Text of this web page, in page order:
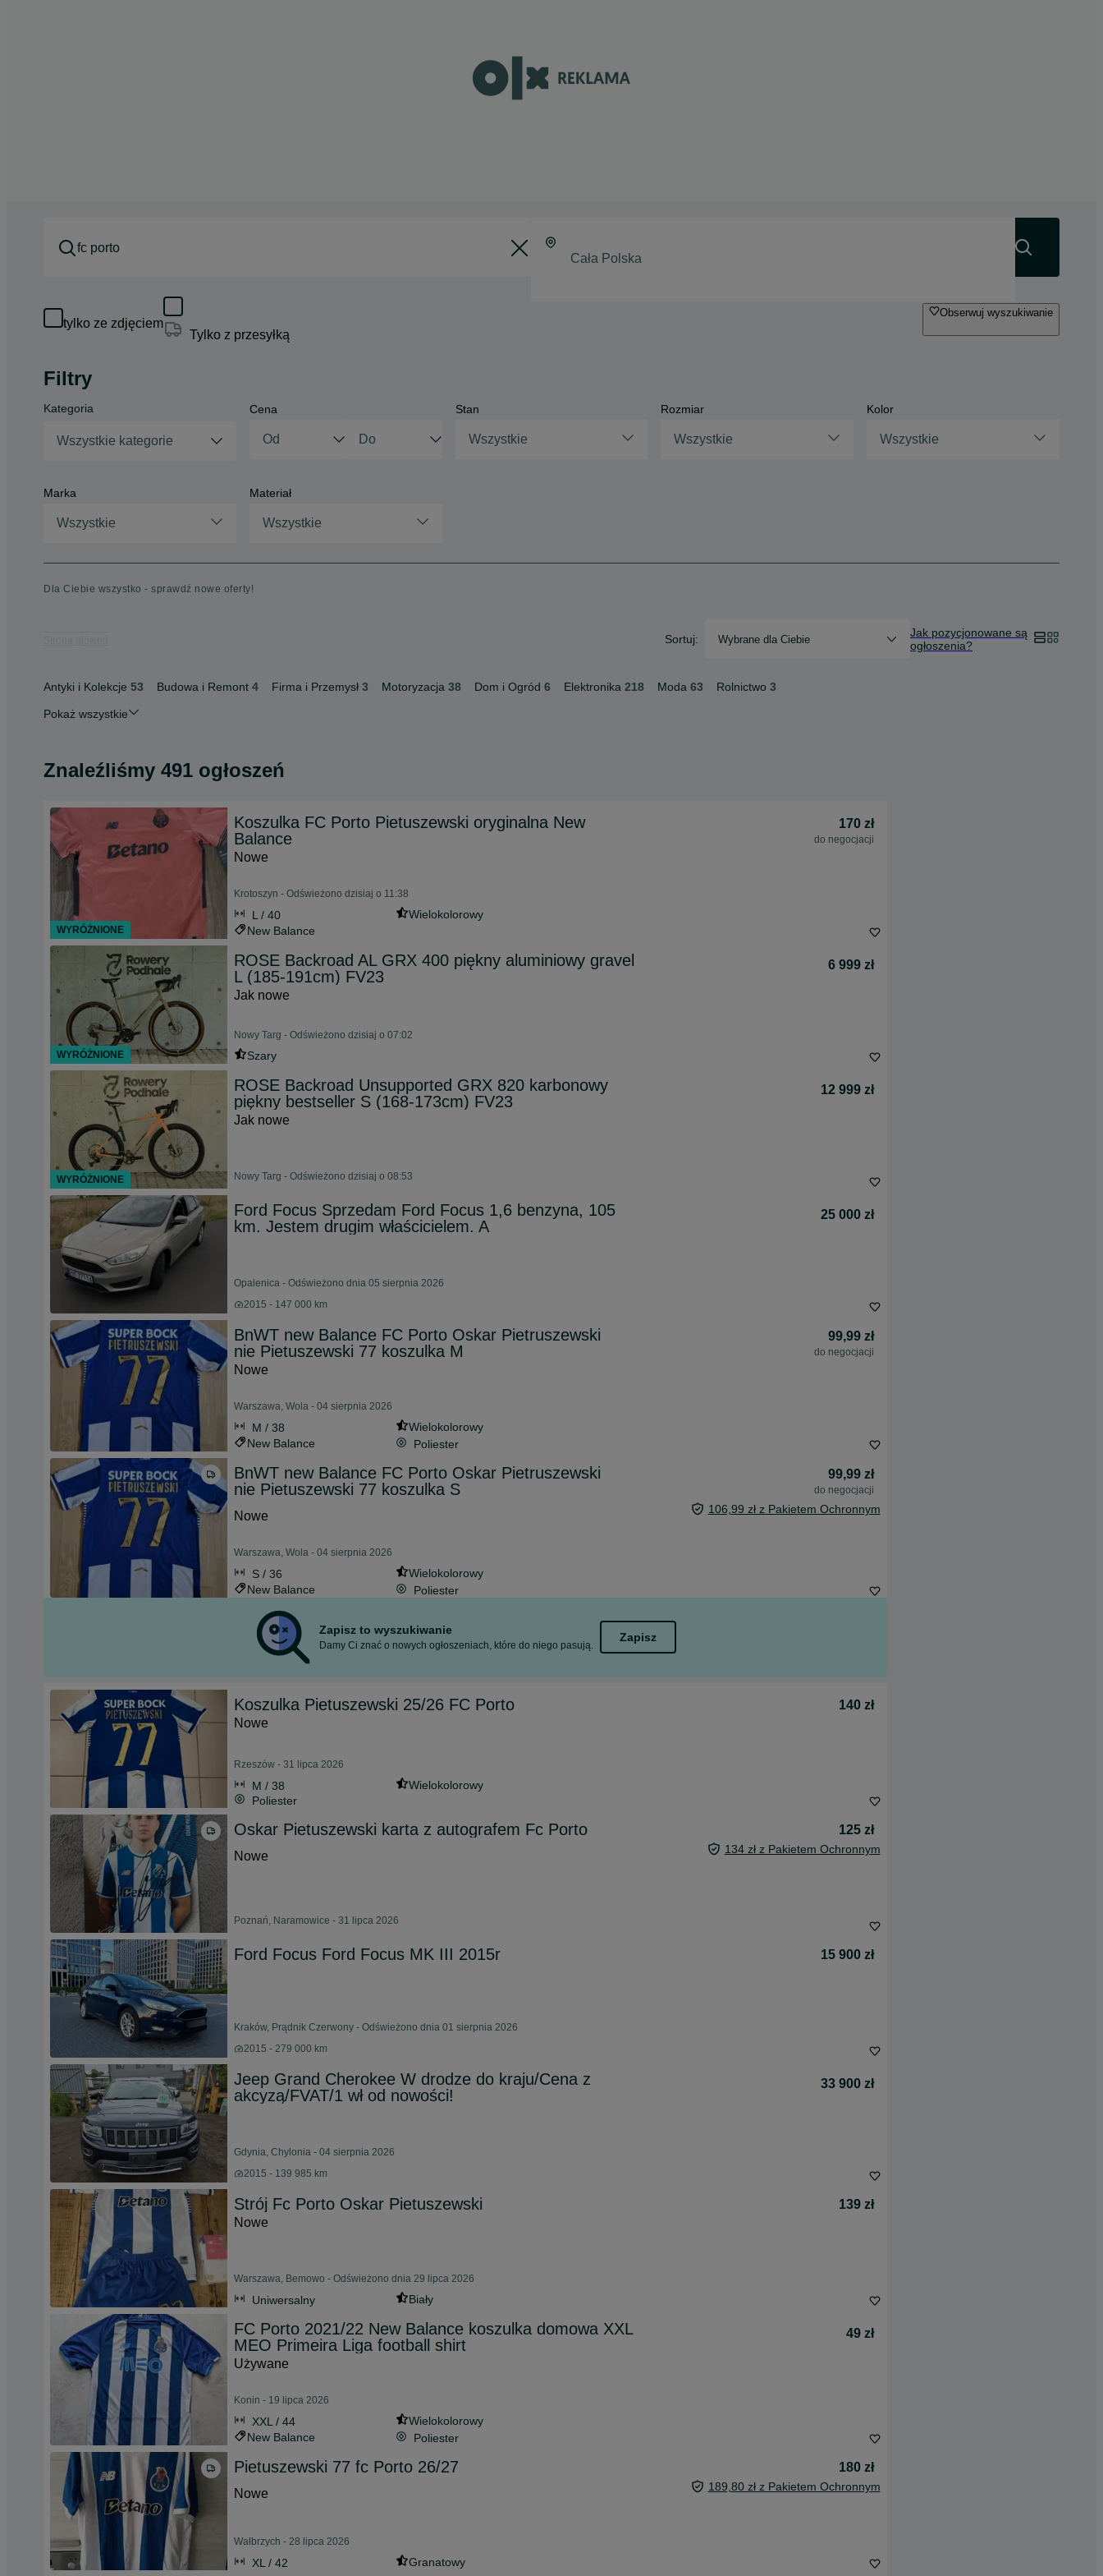
tylko ze zdjęciem
Tylko z przesyłką
Obserwuj wyszukiwanie
Filtry
Kategoria
Wszystkie kategorie
Cena Stan
Wszystkie
Rozmiar
Wszystkie
Kolor
Wszystkie
Marka
Wszystkie
Materiał
Wszystkie
Dla Ciebie wszystko - sprawdź nowe oferty!
Sortuj: Wybrane dla Ciebie
Jak pozycjonowane są
ogłoszenia?
Antyki i Kolekcje 53 Budowa i Remont 4 Firma i Przemysł 3 Motoryzacja 38 Dom i Ogród 6 Elektronika 218 Moda 63 Rolnictwo 3
Pokaż wszystkie
Znaleźliśmy 491 ogłoszeń
Koszulka FC Porto Pietuszewski oryginalna New
Balance
170 zł
do negocjacji
Nowe
Krotoszyn - Odświeżono dzisiaj o 11:38
L / 40
Wielokolorowy
New Balance
ROSE Backroad AL GRX 400 piękny aluminiowy gravel
L (185-191cm) FV23
6 999 zł
Jak nowe
Nowy Targ - Odświeżono dzisiaj o 07:02
Szary
ROSE Backroad Unsupported GRX 820 karbonowy
piękny bestseller S (168-173cm) FV23
12 999 zł
Jak nowe
Nowy Targ - Odświeżono dzisiaj o 08:53
Ford Focus Sprzedam Ford Focus 1,6 benzyna, 105
km. Jestem drugim właścicielem. A
25 000 zł
Opalenica - Odświeżono dnia 05 sierpnia 2026
2015 - 147 000 km
BnWT new Balance FC Porto Oskar Pietruszewski
nie Pietuszewski 77 koszulka M
99,99 zł
do negocjacji
Nowe
Warszawa, Wola - 04 sierpnia 2026
M / 38
Wielokolorowy
New Balance
Poliester
BnWT new Balance FC Porto Oskar Pietruszewski
nie Pietuszewski 77 koszulka S
99,99 zł
do negocjacji
Nowe 106,99 zł z Pakietem Ochronnym
Warszawa, Wola - 04 sierpnia 2026
S / 36
Wielokolorowy
New Balance
Poliester
Zapisz to wyszukiwanie
Damy Ci znać o nowych ogłoszeniach, które do niego pasują.
Zapisz
Koszulka Pietuszewski 25/26 FC Porto
140 zł
Nowe
Rzeszów - 31 lipca 2026
M / 38
Wielokolorowy
Poliester
Oskar Pietuszewski karta z autografem Fc Porto
125 zł
Nowe
134 zł z Pakietem Ochronnym
Poznań, Naramowice - 31 lipca 2026
Ford Focus Ford Focus MK III 2015r 15 900 zł
Kraków, Prądnik Czerwony - Odświeżono dnia 01 sierpnia 2026
2015 - 279 000 km
Jeep Grand Cherokee W drodze do kraju/Cena z
akcyzą/FVAT/1 wł od nowości!
33 900 zł
Gdynia, Chylonia - 04 sierpnia 2026
2015 - 139 985 km
Strój Fc Porto Oskar Pietuszewski
139 zł
Nowe
Warszawa, Bemowo - Odświeżono dnia 29 lipca 2026
Uniwersalny Biały
FC Porto 2021/22 New Balance koszulka domowa XXL
MEO Primeira Liga football shirt
49 zł
Używane
Konin - 19 lipca 2026
XXL / 44
Wielokolorowy
New Balance
Poliester
Pietuszewski 77 fc Porto 26/27
180 zł
Nowe
189,80 zł z Pakietem Ochronnym
Wałbrzych - 28 lipca 2026
XL / 42 Granatowy
WYRÓŻNIONE
WYRÓŻNIONE
WYRÓŻNIONE